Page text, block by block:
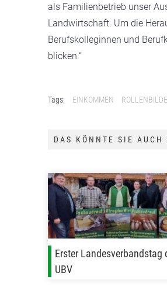
als Familienbetrieb unser
Landwirtschaft. Um die
Berufskolleginnen und
blicken.“
Tags: EINKOMMEN
DAS KÖNNTE SIE AUCH
Erster Landesverbandstag
UBV